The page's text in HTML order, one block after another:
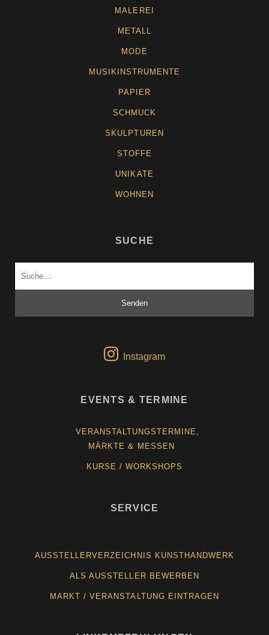
MALEREI
METALL
MODE
MUSIKINSTRUMENTE
PAPIER
SCHMUCK
SKULPTUREN
STOFFE
UNIKATE
WOHNEN
SUCHE
Instagram
EVENTS & TERMINE
VERANSTALTUNGSTERMINE,
MÄRKTE & MESSEN
KURSE / WORKSHOPS
SERVICE
AUSSTELLERVERZEICHNIS KUNSTHANDWERK
ALS AUSSTELLER BEWERBEN
MARKT / VERANSTALTUNG EINTRAGEN